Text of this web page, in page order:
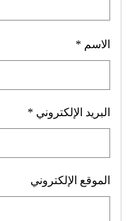
الاسم *
البريد الإلكتروني *
الموقع الإلكتروني